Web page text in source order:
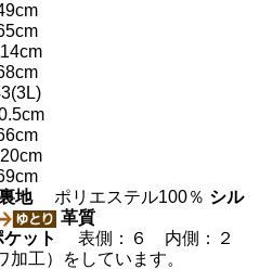
地ポリエステル100％ シル
革質
ケット
表側：６ 内側：２
工）をしています。